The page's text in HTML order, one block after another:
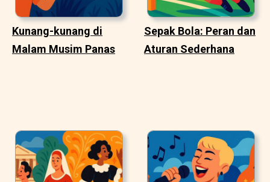
Kunang-kunang di
Malam Musim Panas
Sepak Bola: Peran dan
Aturan Sederhana